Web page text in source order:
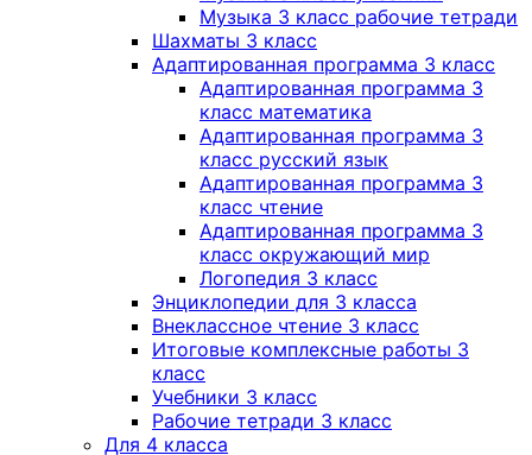
Музыка 3 класс рабочие тетради
Шахматы 3 класс
Адаптированная программа 3 класс
Адаптированная программа 3
класс математика
Адаптированная программа 3
класс русский язык
Адаптированная программа 3
класс чтение
Адаптированная программа 3
класс окружающий мир
Логопедия 3 класс
Энциклопедии для 3 класса
Внеклассное чтение 3 класс
Итоговые комплексные работы 3
класс
Учебники 3 класс
Рабочие тетради 3 класс
Для 4 класса